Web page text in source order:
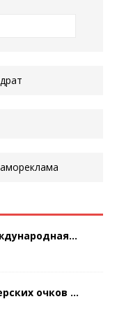
очков ...